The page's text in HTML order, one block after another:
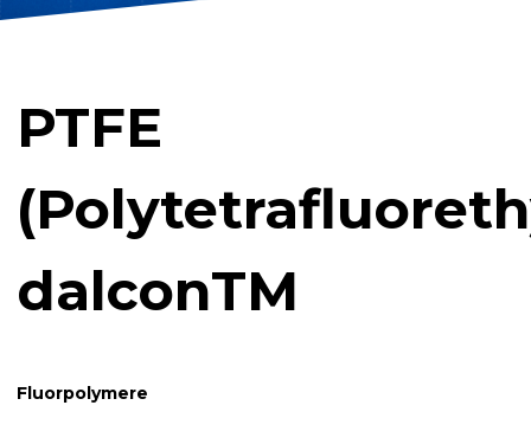
PTFE
dalconTM
Fluorpolymere